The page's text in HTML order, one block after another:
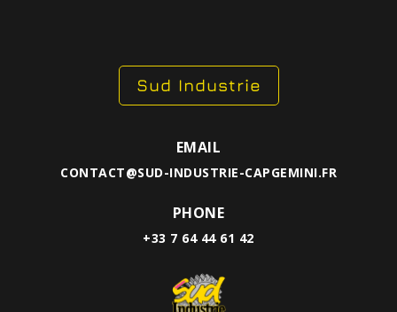
Sud Industrie
EMAIL
CONTACT@SUD-INDUSTRIE-CAPGEMINI.FR
PHONE
+33 7 64 44 61 42